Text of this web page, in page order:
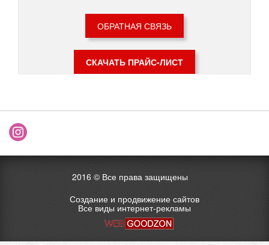
ОБРАТНАЯ СВЯЗЬ
СКАЧАТЬ ПРАЙС-ЛИСТ
2016 © Все права защищены
Создание и продвижение сайтов
Все виды интернет-рекламы